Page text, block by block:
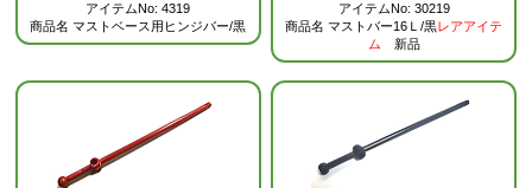
アイテムNo: 4319
商品名 マストベース用ヒンジバー/黒
アイテムNo: 30219
商品名 マストバー16Ｌ/黒レアアイテ
ム 新品